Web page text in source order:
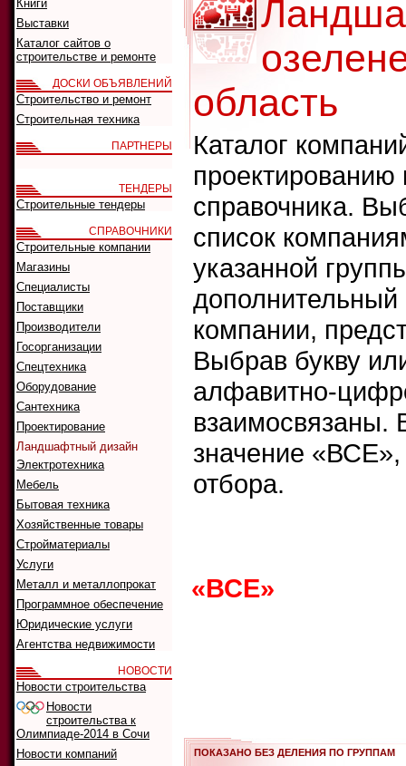
область
Каталог
проектированию
справочника.
список
указанной
дополнительный
компании,
Выбрав букву
алфавитно-
взаимосвязаны.
значение
отбора.
«ВСЕ»
ПОКАЗАНО БЕЗ ДЕЛЕНИЯ ПО ГРУППАМ
Книги
Выставки
Каталог сайтов о
строительстве и ремонте
ДОСКИ ОБЪЯВЛЕНИЙ
Строительство и ремонт
Строительная техника
ПАРТНЕРЫ
ТЕНДЕРЫ
Строительные тендеры
СПРАВОЧНИКИ
Строительные компании
Магазины
Специалисты
Поставщики
Производители
Госорганизации
Спецтехника
Оборудование
Сантехника
Проектирование
Ландшафтный дизайн
Электротехника
Мебель
Бытовая техника
Хозяйственные товары
Стройматериалы
Услуги
Металл и металлопрокат
Программное обеспечение
Юридические услуги
Агентства недвижимости
НОВОСТИ
Новости строительства
Новости
строительства к
Олимпиаде-2014 в Сочи
Новости компаний